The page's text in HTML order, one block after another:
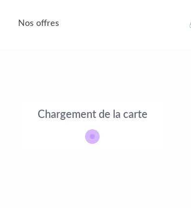
Nos offres
Chargement de la carte